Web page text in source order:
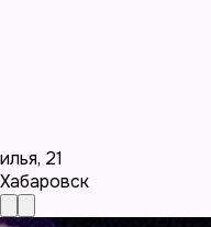
илья, 21
Хабаровск